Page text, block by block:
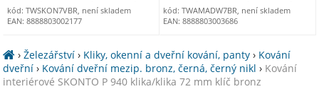
kód: TWSKON7VBR, není skladem
EAN: 8888803002177
kód: TWAMADW7BR, není skladem
EAN: 8888803003686
›Železářství › Kliky, okenní a dveřní kování, panty › Kování
dveřní › Kování dveřní mezip. bronz, černá, černý nikl › Kování
interiérové SKONTO P 940 klika/klika 72 mm klíč bronz